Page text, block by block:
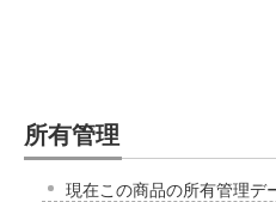
所有管理
現在この商品の所有管理デ